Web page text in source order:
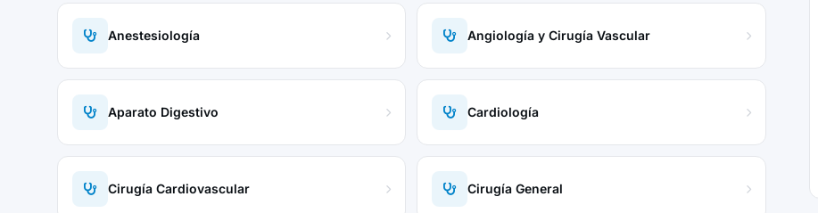
Anestesiología Angiología y Cirugía Vascular
Aparato Digestivo Cardiología
Cirugía Cardiovascular Cirugía General